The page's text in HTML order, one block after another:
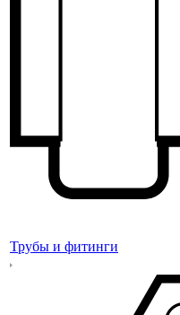
Трубы и фитинги